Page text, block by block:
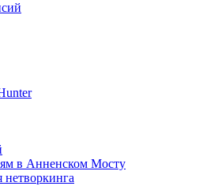
в Анненском Мосту
нетворкинга